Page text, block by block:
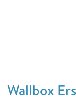
Wallbox